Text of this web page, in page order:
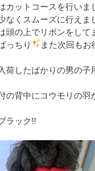
カットコースを行いま
なくスムーズに行えま
頭の上でリボンをして
っちり
また次回もお
荷したばかりの男の子
の背中にコウモリの羽
ラック!!